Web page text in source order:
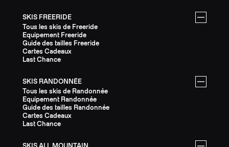
SKIS FREERIDE
Tous les skis de Freeride
Equipement Freeride
Guide des tailles Freeride
Cartes Cadeaux
Last Chance
SKIS RANDONNÉE
Tous les skis de Randonnée
Equipement Randonnée
Guide des tailles Randonnée
Cartes Cadeaux
Last Chance